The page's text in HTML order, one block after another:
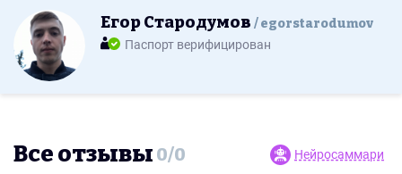
Егор Стародумов egorstarodumov
Паспорт верифицирован
Все отзывы 0/0 Нейросаммари